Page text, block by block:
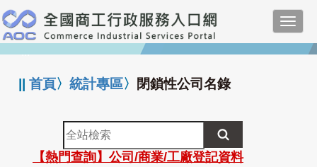
跳
到
主
要
:::
||首頁〉統計專區〉 閉鎖性公司名錄
全
站
檢
【熱門查詢】公司/商業/工廠登記資料